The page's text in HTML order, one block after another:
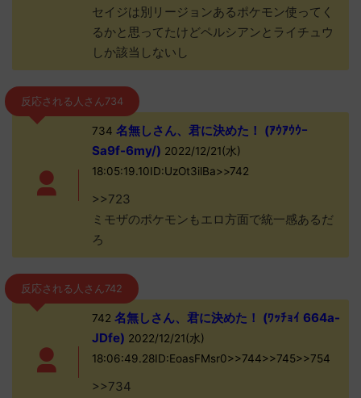
セイジは別リージョンあるポケモン使ってく
るかと思ってたけどペルシアンとライチュウ
しか該当しないし
反応される人さん734
734 名無しさん、君に決めた！ (ｱｳｱｳｳｰ
Sa9f-6my/) 2022/12/21(水)
18:05:19.10ID:UzOt3ilBa>>742
>>723
ミモザのポケモンもエロ方面で統一感あるだ
ろ
反応される人さん742
742 名無しさん、君に決めた！ (ﾜｯﾁｮｲ 664a-
JDfe) 2022/12/21(水)
18:06:49.28ID:EoasFMsr0>>744>>745>>754
>>734